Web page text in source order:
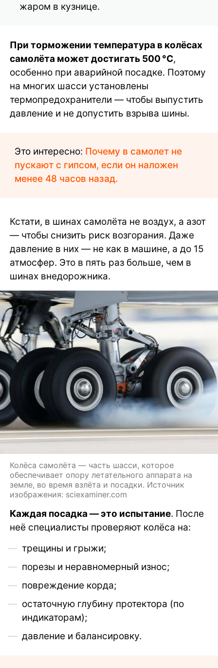
жаром в кузнице.
При торможении температура в колёсах
самолёта может достигать 500 °C,
особенно при аварийной посадке. Поэтому
на многих шасси установлены
термопредохранители — чтобы выпустить
давление и не допустить взрыва шины.
Это интересно: Почему в самолет не
пускают с гипсом, если он наложен
менее 48 часов назад.
Кстати, в шинах самолёта не воздух, а азот
— чтобы снизить риск возгорания. Даже
давление в них — не как в машине, а до 15
атмосфер. Это в пять раз больше, чем в
шинах внедорожника.
Колёса самолёта — часть шасси, которое
обеспечивает опору летательного аппарата на
земле, во время взлёта и посадки. Источник
изображения: sciexaminer.com
Каждая посадка — это испытание. После
неё специалисты проверяют колёса на:
трещины и грыжи;
порезы и неравномерный износ;
повреждение корда;
остаточную глубину протектора (по
индикаторам);
давление и балансировку.